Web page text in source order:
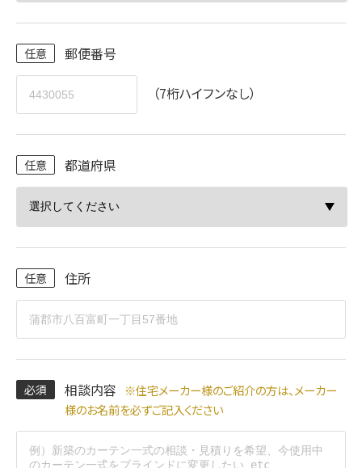
郵便番号
（7桁ハイフンなし）
都道府県
住所
相談内容
※住宅メーカー様のご紹介の方は、メーカー
様のお名前を必ずご記入ください